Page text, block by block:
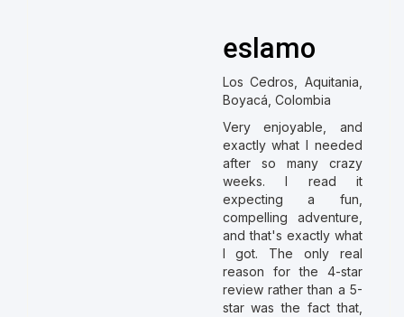
eslamo
Los Cedros, Aquitania,
Boyacá, Colombia
Very enjoyable, and
exactly what I needed
after so many crazy
weeks. I read it
expecting a fun,
compelling adventure,
and that's exactly what
I got. The only real
reason for the 4-star
review rather than a 5-
star was the fact that,